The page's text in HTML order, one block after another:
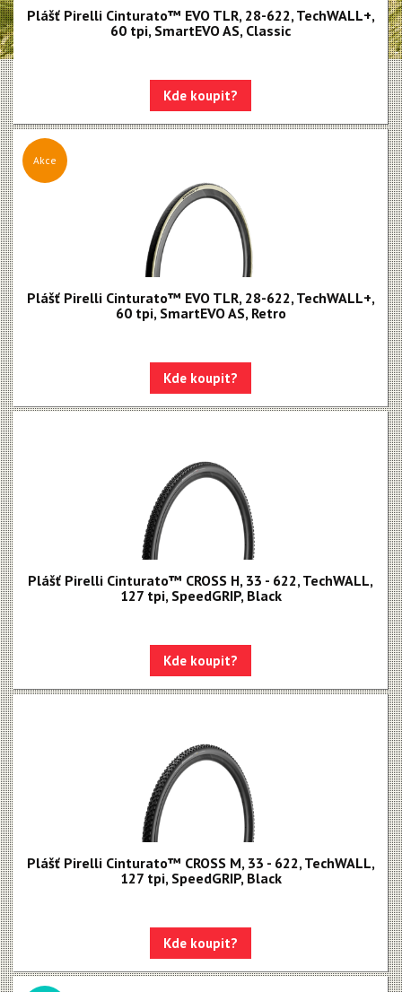
Plášť Pirelli Cinturato™ EVO TLR, 28-622, TechWALL+,
60 tpi, SmartEVO AS, Classic
Kde koupit?
Akce
Plášť Pirelli Cinturato™ EVO TLR, 28-622, TechWALL+,
60 tpi, SmartEVO AS, Retro
Kde koupit?
Plášť Pirelli Cinturato™ CROSS H, 33 - 622, TechWALL,
127 tpi, SpeedGRIP, Black
Kde koupit?
Plášť Pirelli Cinturato™ CROSS M, 33 - 622, TechWALL,
127 tpi, SpeedGRIP, Black
Kde koupit?